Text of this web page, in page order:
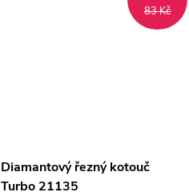
83 Kč
Diamantový řezný kotouč
Turbo 21135